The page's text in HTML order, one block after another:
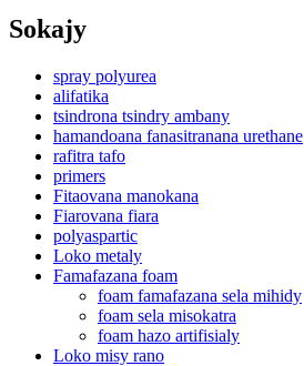
Sokajy
spray polyurea
alifatika
tsindrona tsindry ambany
hamandoana fanasitranana urethane
rafitra tafo
primers
Fitaovana manokana
Fiarovana fiara
polyaspartic
Loko metaly
Famafazana foam
foam famafazana sela mihidy
foam sela misokatra
foam hazo artifisialy
Loko misy rano